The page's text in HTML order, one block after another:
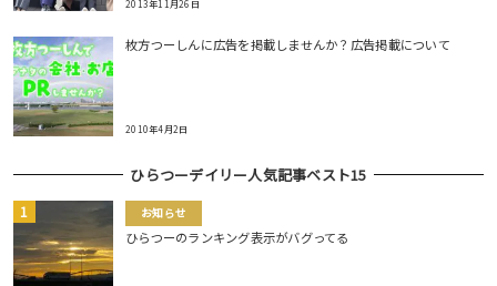
2013年11月26日
枚方つーしんに広告を掲載しませんか？広告掲載について
2010年4月2日
ひらつーデイリー人気記事ベスト15
お知らせ
ひらつーのランキング表示がバグってる